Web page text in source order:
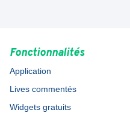
Fonctionnalités
Application
Lives commentés
Widgets gratuits